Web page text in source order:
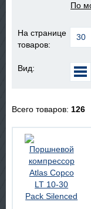
По
На странице
товаров:
30
Вид:
Всего товаров: 126